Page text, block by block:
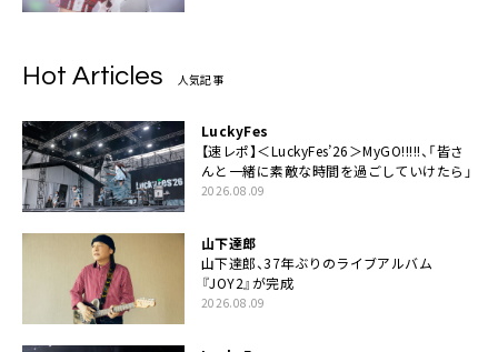
Hot Articles 人気記事
LuckyFes
【速レポ】＜LuckyFes’26＞MyGO!!!!!、「皆さ
んと一緒に素敵な時間を過ごしていけたら」
2026.08.09
山下達郎
山下達郎、37年ぶりのライブアルバム
『JOY2』が完成
2026.08.09